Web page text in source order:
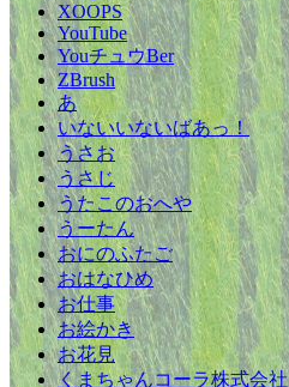
XOOPS
YouTube
YouチュウBer
ZBrush
あ
いないいないばあっ！
うさお
うさじ
うたこのおへや
うーたん
おにのふたご
おはなひめ
お仕事
お絵かき
お花見
くまちゃんコーラ株式会社